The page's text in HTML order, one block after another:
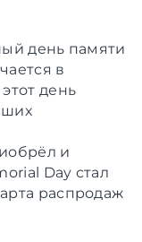
день памяти
в
день
и
Day стал
распродаж